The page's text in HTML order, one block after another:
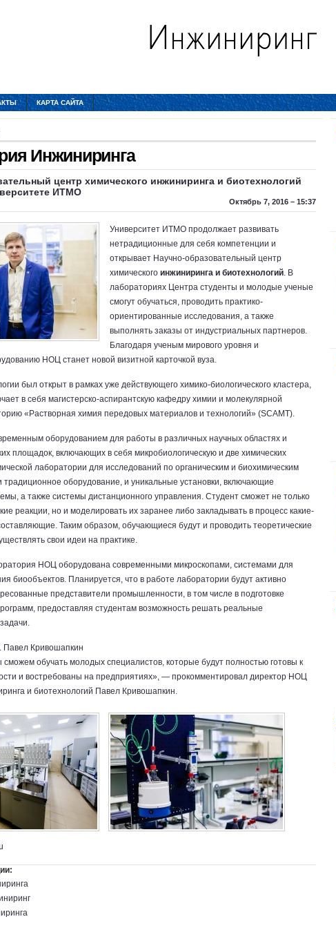
КАРТА САЙТА
Инжиниринга
центр химического инжиниринга и биотехнологий
ИТМО
Октябрь 7, 2016 – 15:37
Университет ИТМО продолжает развивать
нетрадиционные для себя компетенции и
открывает Научно-образовательный центр
химического инжиниринга и биотехнологий. В
лабораториях Центра студенты и молодые ученые
смогут обучаться, проводить практико-
ориентированные исследования, а также
выполнять заказы от индустриальных партнеров.
Благодаря ученым мирового уровня и
НОЦ станет новой визитной карточкой вуза.
был открыт в рамках уже действующего химико-биологического кластера,
в себя магистерско-аспирантскую кафедру химии и молекулярной
«Растворная химия передовых материалов и технологий» (SCAMT).
оборудованием для работы в различных научных областях и
площадок, включающих в себя микробиологическую и две химических
лаборатории для исследований по органическим и биохимическим
традиционное оборудование, и уникальные установки, включающие
а также системы дистанционного управления. Студент сможет не только
реакции, но и моделировать их заранее либо закладывать в процесс какие-
Таким образом, обучающиеся будут и проводить теоретические
свои идеи на практике.
НОЦ оборудована современными микроскопами, системами для
биообъектов. Планируется, что в работе лаборатории будут активно
представители промышленности, в том числе в подготовке
предоставляя студентам возможность решать реальные
Кривошапкин
обучать молодых специалистов, которые будут полностью готовы к
и востребованы на предприятиях», — прокомментировал директор НОЦ
и биотехнологий Павел Кривошапкин.